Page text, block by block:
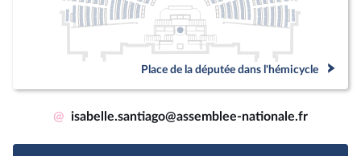
Place de la députée dans l'hémicycle
@ isabelle.santiago@assemblee-nationale.fr